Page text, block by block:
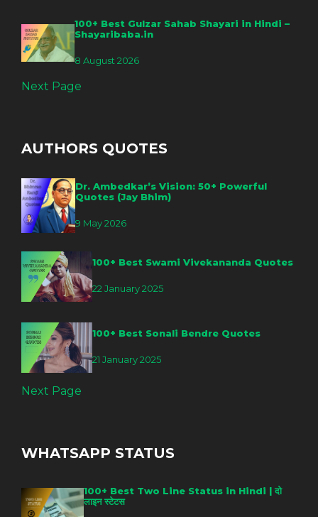
100+ Best Gulzar Sahab Shayari in Hindi –
Shayaribaba.in
8 August 2026
Next Page
AUTHORS QUOTES
Dr. Ambedkar’s Vision: 50+ Powerful
Quotes (Jay Bhim)
9 May 2026
100+ Best Swami Vivekananda Quotes
22 January 2025
100+ Best Sonali Bendre Quotes
21 January 2025
Next Page
WHATSAPP STATUS
100+ Best Two Line Status in Hindi | दो
लाइन स्टेटस